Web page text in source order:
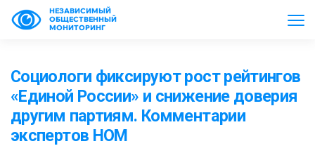
НЕЗАВИСИМЫЙ
ОБЩЕСТВЕННЫЙ
МОНИТОРИНГ
Социологи фиксируют рост рейтингов
«Единой России» и снижение доверия
другим партиям. Комментарии
экспертов НОМ